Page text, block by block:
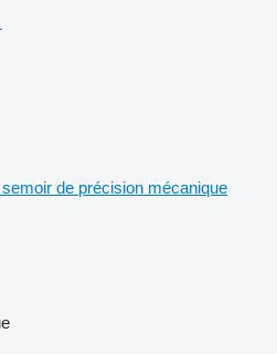
semoir de précision mécanique